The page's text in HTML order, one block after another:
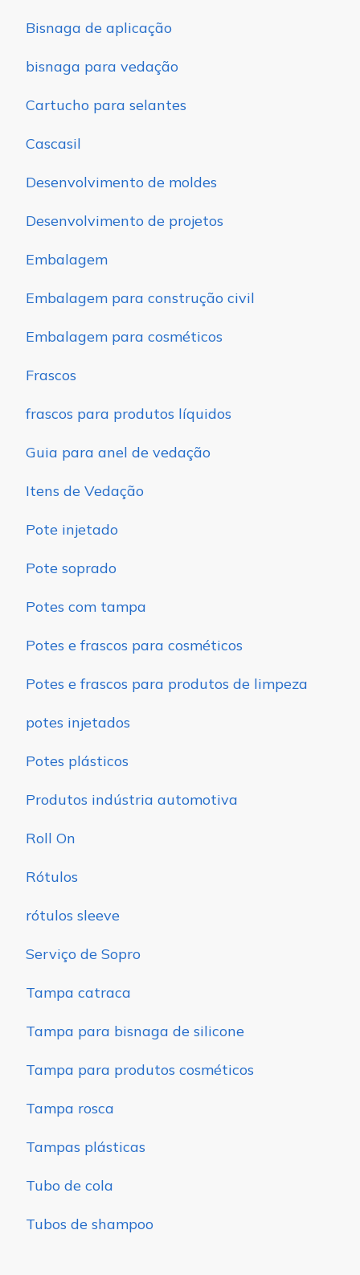
Bisnaga de aplicação
bisnaga para vedação
Cartucho para selantes
Cascasil
Desenvolvimento de moldes
Desenvolvimento de projetos
Embalagem
Embalagem para construção civil
Embalagem para cosméticos
Frascos
frascos para produtos líquidos
Guia para anel de vedação
Itens de Vedação
Pote injetado
Pote soprado
Potes com tampa
Potes e frascos para cosméticos
Potes e frascos para produtos de limpeza
potes injetados
Potes plásticos
Produtos indústria automotiva
Roll On
Rótulos
rótulos sleeve
Serviço de Sopro
Tampa catraca
Tampa para bisnaga de silicone
Tampa para produtos cosméticos
Tampa rosca
Tampas plásticas
Tubo de cola
Tubos de shampoo